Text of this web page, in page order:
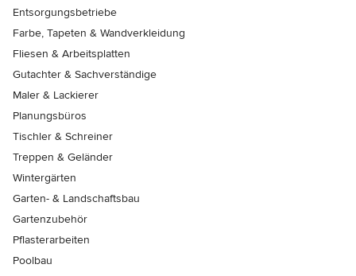
Entsorgungsbetriebe
Farbe, Tapeten & Wandverkleidung
Fliesen & Arbeitsplatten
Gutachter & Sachverständige
Maler & Lackierer
Planungsbüros
Tischler & Schreiner
Treppen & Geländer
Wintergärten
Garten- & Landschaftsbau
Gartenzubehör
Pflasterarbeiten
Poolbau